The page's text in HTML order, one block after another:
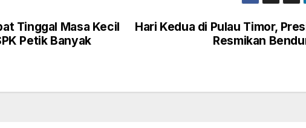
Hari Kedua di Pulau Timor,
Resmikan
Tinggal Masa Kecil
Petik Banyak